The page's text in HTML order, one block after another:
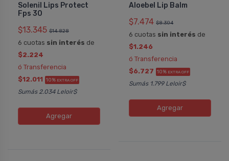
Solenil Lips Protect
Fps 30
$13.345 $14.828
6 cuotas sin interés de
$2.224
ó Transferencia
$12.011 10% EXTRA OFF
Sumás 2.034 Leloir$
Agregar
Aloebel Lip Balm
$7.474 $8.304
6 cuotas sin interés de
$1.246
ó Transferencia
$6.727 10% EXTRA OFF
Sumás 1.799 Leloir$
Agregar